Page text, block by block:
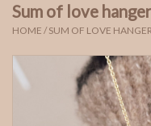
ONE of ONE
The Wedding collectie
Sum of love
HOME /SUM OF LOVE